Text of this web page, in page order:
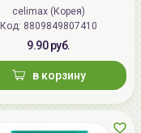
celimax (Корея)
Код: 8809849807410
9.90 руб.
в корзину